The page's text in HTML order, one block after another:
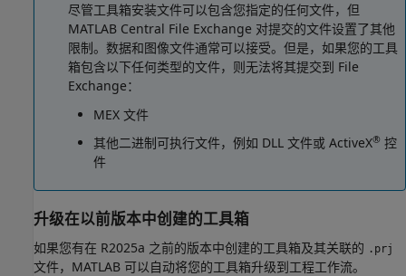
尽管工具箱安装文件可以包含您指定的任何文件，但
MATLAB Central File Exchange 对提交的文件设置了其他
限制。数据和图像文件通常可以接受。但是，如果您的工具
箱包含以下任何类型的文件，则无法将其提交到 File
Exchange：
MEX 文件
其他二进制可执行文件，例如 DLL 文件或 ActiveX® 控
件
升级在以前版本中创建的工具箱
如果您有在 R2025a 之前的版本中创建的工具箱及其关联的 .prj
文件，MATLAB 可以自动将您的工具箱升级到工程工作流。